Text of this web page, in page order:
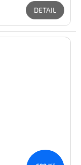
DETAIL